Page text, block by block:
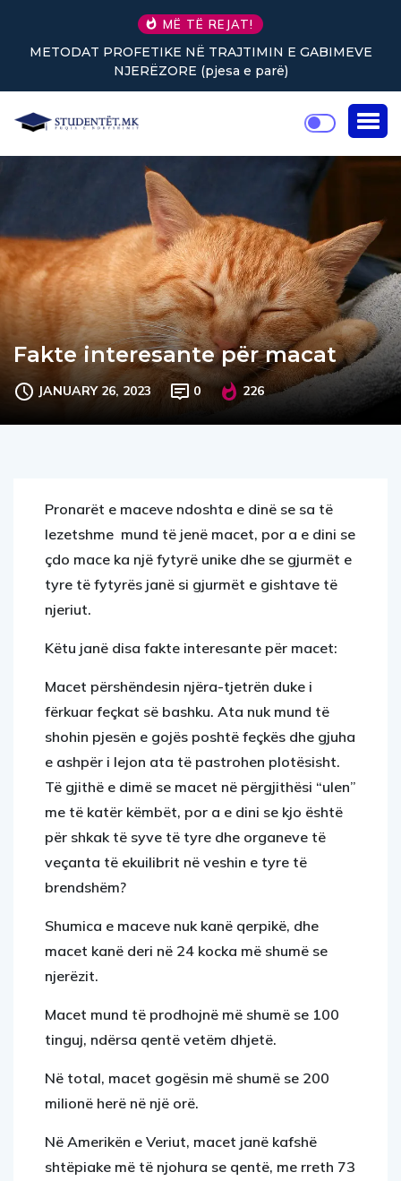
MË TË REJAT!
E GABIMEVE
Nuk keni vullnet për të punuar?
rikthejnë
Fakte interesante për macat
JANUARY 26, 2023 0 226
Pronarët e maceve ndoshta e dinë se sa të
lezetshme mund të jenë macet, por a e dini se
çdo mace ka një fytyrë unike dhe se gjurmët e
tyre të fytyrës janë si gjurmët e gishtave të
njeriut.
Këtu janë disa fakte interesante për macet:
Macet përshëndesin njëra-tjetrën duke i
fërkuar feçkat së bashku. Ata nuk mund të
shohin pjesën e gojës poshtë feçkës dhe gjuha
e ashpër i lejon ata të pastrohen plotësisht.
Të gjithë e dimë se macet në përgjithësi “ulen”
me të katër këmbët, por a e dini se kjo është
për shkak të syve të tyre dhe organeve të
veçanta të ekuilibrit në veshin e tyre të
brendshëm?
Shumica e maceve nuk kanë qerpikë, dhe
macet kanë deri në 24 kocka më shumë se
njerëzit.
Macet mund të prodhojnë më shumë se 100
tinguj, ndërsa qentë vetëm dhjetë.
Në total, macet gogësin më shumë se 200
milionë herë në një orë.
Në Amerikën e Veriut, macet janë kafshë
shtëpiake më të njohura se qentë, me rreth 73